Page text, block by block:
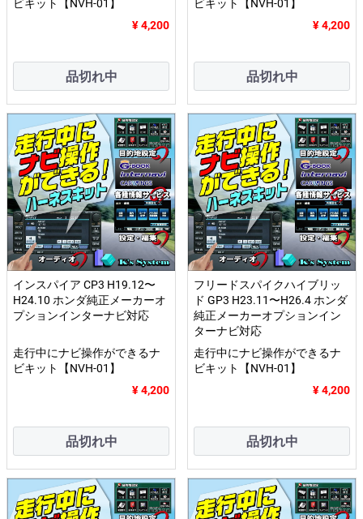
ビキット【NVH-01】
¥ 4,200
品切れ中
ビキット【NVH-01】
¥ 4,200
品切れ中
インスパイア CP3 H19.12〜
H24.10 ホンダ純正メーカーオ
プションインターナビ対応
走行中にナビ操作ができるナ
ビキット【NVH-01】
¥ 4,200
品切れ中
フリードスパイクハイブリッ
ド GP3 H23.11〜H26.4 ホンダ
純正メーカーオプションイン
ターナビ対応
走行中にナビ操作ができるナ
ビキット【NVH-01】
¥ 4,200
品切れ中